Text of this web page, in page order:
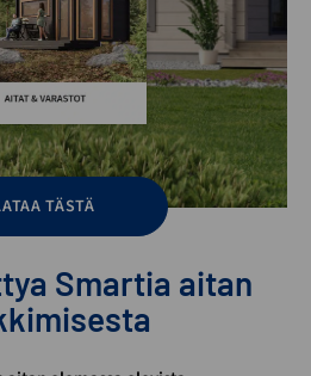
TÄSTÄ
Smartia aitan